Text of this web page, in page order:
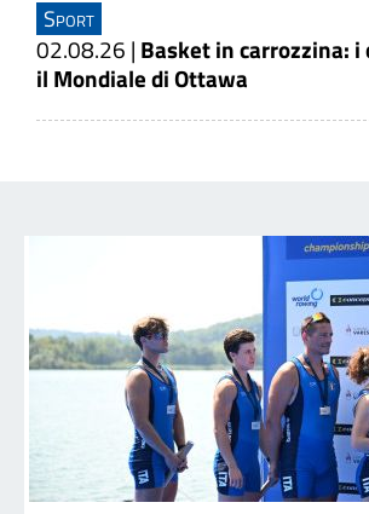
Sport
02.08.26 | Basket in carrozzina: i
il Mondiale di Ottawa